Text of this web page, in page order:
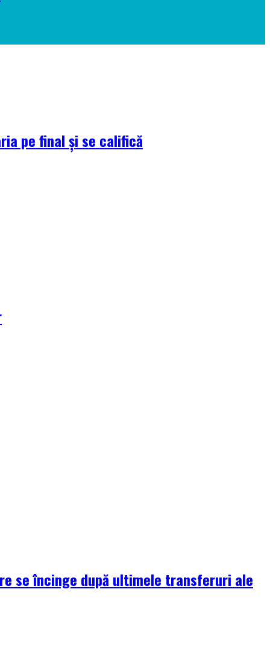
pe final și se califică
se încinge după ultimele transferuri ale